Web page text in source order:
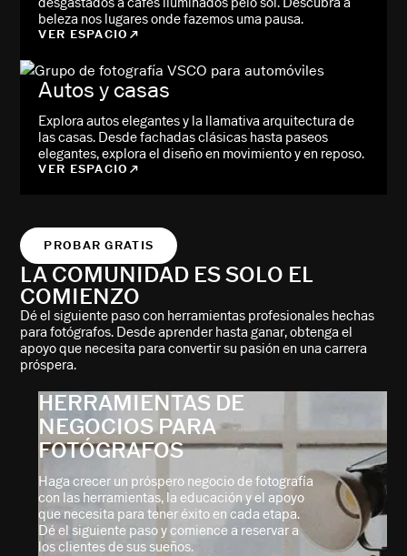
beleza nos lugares onde fazemos uma pausa.
VER ESPACIO
Autos y casas
Explora autos elegantes y la llamativa arquitectura de
las casas. Desde fachadas clásicas hasta paseos
elegantes, explora el diseño en movimiento y en reposo.
VER ESPACIO
PROBAR GRATIS
LA COMUNIDAD ES SOLO EL
COMIENZO
Dé el siguiente paso con herramientas profesionales hechas
para fotógrafos. Desde aprender hasta ganar, obtenga el
apoyo que necesita para convertir su pasión en una carrera
próspera.
HERRAMIENTAS DE
NEGOCIOS PARA
FOTÓGRAFOS
Haga crecer un próspero negocio de fotografía
con las herramientas, la educación y el apoyo
que necesita para tener éxito en cada etapa.
Dé el siguiente paso y comience a reservar a
los clientes de sus sueños.